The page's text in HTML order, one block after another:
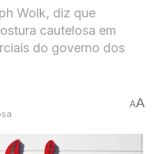
Wolk, diz que
cautelosa em
do governo dos
AA